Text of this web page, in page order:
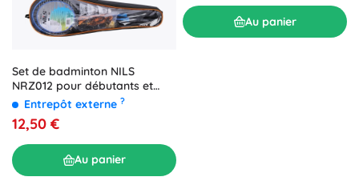
Set de badminton NILS
NRZ012 pour débutants et
joueurs récréatifs
Entrepôt externe ?
12,50 €
Au panier
Au panier